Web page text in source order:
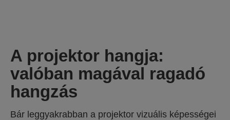
A projektor hangja:
valóban magával ragadó
hangzás
Bár leggyakrabban a projektor vizuális képességei